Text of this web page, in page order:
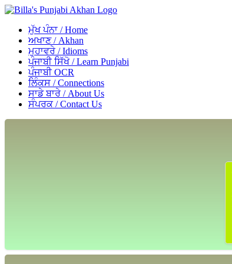
ਮੁੱਖ ਪੰਨਾ / Home
ਅਖਾਣ / Akhan
ਮੁਹਾਵਰੇ / Idioms
ਪੰਜਾਬੀ ਸਿੱਖੋ / Learn Punjabi
ਪੰਜਾਬੀ OCR
ਲਿੰਕਸ / Connections
ਸਾਡੇ ਬਾਰੇ / About Us
ਸੰਪਰਕ / Contact Us